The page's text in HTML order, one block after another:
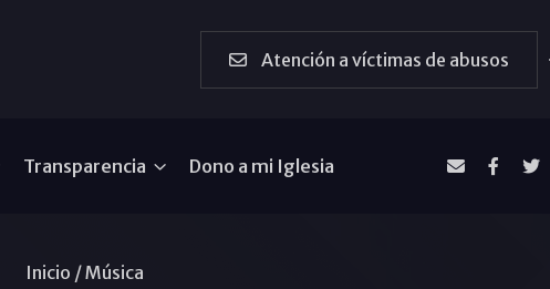
Atención a víctimas de abusos
Transparencia Dono a mi Iglesia
Inicio /Música